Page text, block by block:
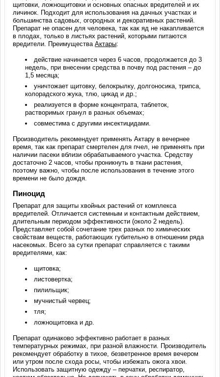
щитовки, ложнощитовки и основных опасных вредителей и их
личинок. Подходит для использования на дачных участках и
большинства садовых, огородных и декоративных растений.
Препарат не опасен для человека, так как яд не накапливается
в плодах, только в листьях растений, которыми питаются
вредители. ПреимуществаАктары:
действие начинается через 6 часов, продолжается до 3
недель, при внесении средства в почву под растения – до
1,5 месяца;
уничтожает щитовку, белокрылку, долгоносика, трипса,
колорадского жука, тлю, цикад и др.;
реализуется в форме концентрата, таблеток,
растворимых гранул в разных объемах;
совместима с другими инсектицидами.
Производитель рекомендует применять Актару в вечернее
время, так как препарат смертелен для пчел, не применять при
наличии пасеки вблизи обрабатываемого участка. Средству
достаточно 2 часов, чтобы проникнуть в ткани растения,
поэтому важно, чтобы после использования в течение этого
времени не было дождя.
Пиноцид
Препарат для защиты хвойных растений от комплекса
вредителей. Отличается системным и контактным действием,
длительным периодом эффективности (около 2 недель).
Представляет собой сочетание трех разных по химических
свойствам веществ, работающих губительно в отношении ряда
насекомых. Всего за сутки препарат справляется с такими
вредителями, как:
щитовка;
листовертка;
пилильщик;
мучнистый червец;
тля;
ложнощитовка и др.
Препарат одинаково эффективно работает в разных
температурных режимах, при разной влажности. Производитель
рекомендует обработку в тихое, безветренное время вечером
или утром после схода росы, чтобы избежать ожога хвои.
Использовать защитную одежду – перчатки, респиратор,